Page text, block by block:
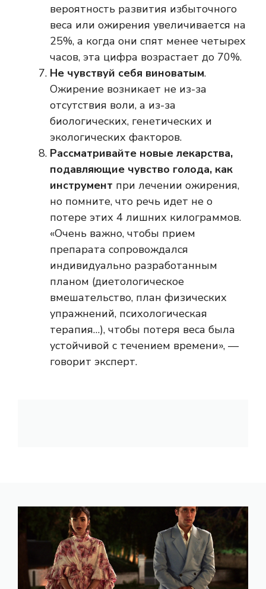
вероятность развития избыточного
веса или ожирения увеличивается на
25%, а когда они спят менее четырех
часов, эта цифра возрастает до 70%.
Не чувствуй себя виноватым.
Ожирение возникает не из-за
отсутствия воли, а из-за
биологических, генетических и
экологических факторов.
Рассматривайте новые лекарства,
подавляющие чувство голода, как
инструмент при лечении ожирения,
но помните, что речь идет не о
потере этих 4 лишних килограммов.
«Очень важно, чтобы прием
препарата сопровождался
индивидуально разработанным
планом (диетологическое
вмешательство, план физических
упражнений, психологическая
терапия…), чтобы потеря веса была
устойчивой с течением времени», —
говорит эксперт.